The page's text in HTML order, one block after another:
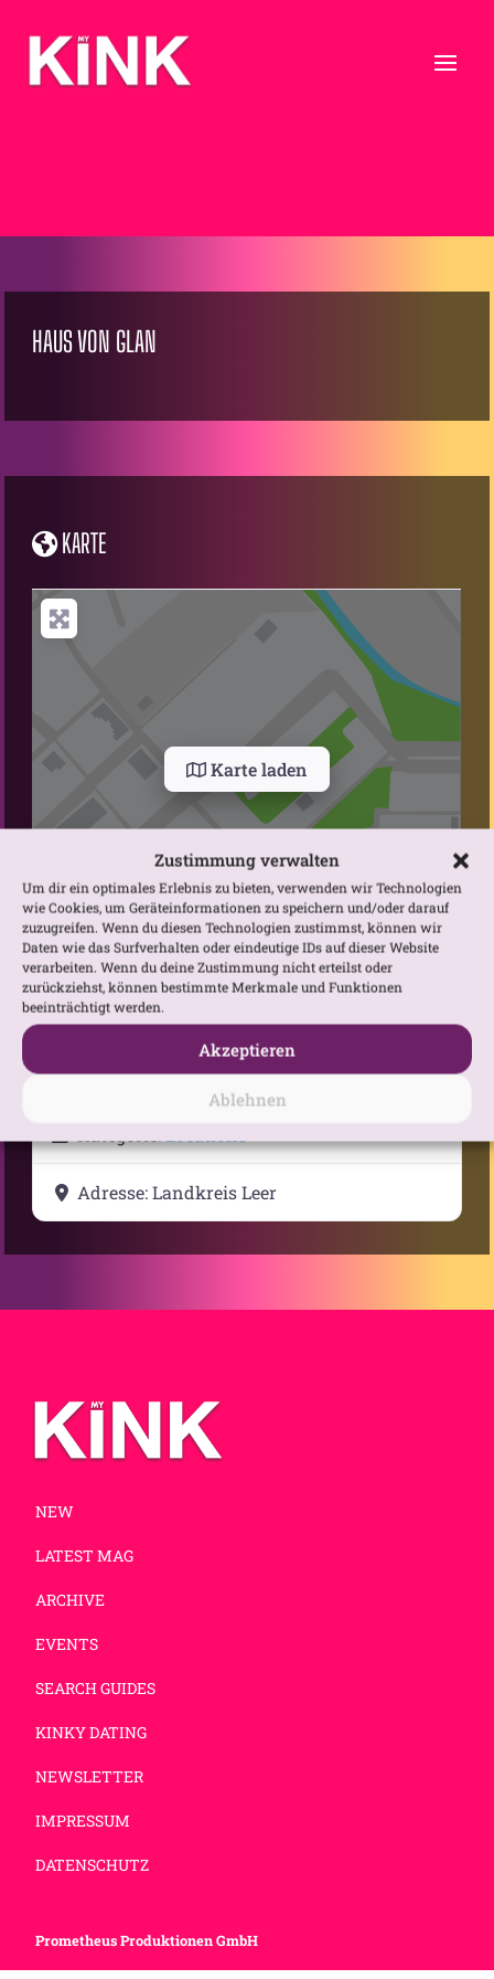
Zustimmung verwalten
Um dir ein optimales Erlebnis zu bieten, verwenden wir Technologien
wie Cookies, um Geräteinformationen zu speichern und/oder darauf
zuzugreifen. Wenn du diesen Technologien zustimmst, können wir
Daten wie das Surfverhalten oder eindeutige IDs auf dieser Website
verarbeiten. Wenn du deine Zustimmung nicht erteilst oder
zurückziehst, können bestimmte Merkmale und Funktionen
beeinträchtigt werden.
Akzeptieren
Ablehnen
HAUS VON GLAN
KARTE
Karte laden
Gib deinen Standort ein.Anfahrtsbeschreibung anfordern
Adresse:Landkreis Leer
NEW
LATEST MAG
ARCHIVE
EVENTS
SEARCH GUIDES
KINKY DATING
NEWSLETTER
IMPRESSUM
DATENSCHUTZ
Prometheus Produktionen GmbH